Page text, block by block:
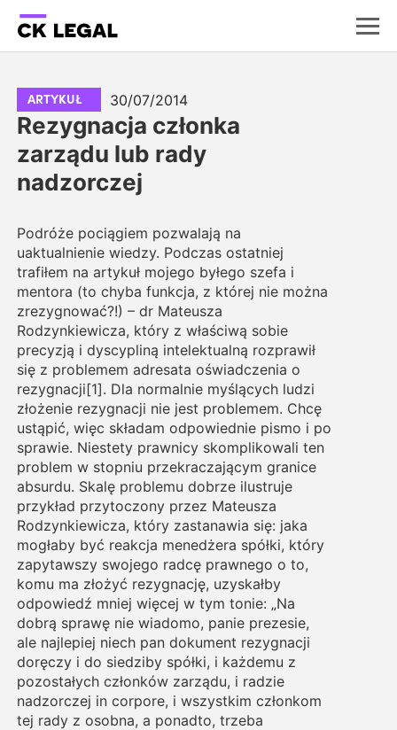
ARTYKUŁ 30/07/2014
Rezygnacja członka
zarządu lub rady
nadzorczej
Podróże pociągiem pozwalają na
uaktualnienie wiedzy. Podczas ostatniej
trafiłem na artykuł mojego byłego szefa i
mentora (to chyba funkcja, z której nie można
zrezygnować?!) – dr Mateusza
Rodzynkiewicza, który z właściwą sobie
precyzją i dyscypliną intelektualną rozprawił
się z problemem adresata oświadczenia o
rezygnacji[1]. Dla normalnie myślących ludzi
złożenie rezygnacji nie jest problemem. Chcę
ustąpić, więc składam odpowiednie pismo i po
sprawie. Niestety prawnicy skomplikowali ten
problem w stopniu przekraczającym granice
absurdu. Skalę problemu dobrze ilustruje
przykład przytoczony przez Mateusza
Rodzynkiewicza, który zastanawia się: jaka
mogłaby być reakcja menedżera spółki, który
zapytawszy swojego radcę prawnego o to,
komu ma złożyć rezygnację, uzyskałby
odpowiedź mniej więcej w tym tonie: „Na
dobrą sprawę nie wiadomo, panie prezesie,
ale najlepiej niech pan dokument rezygnacji
doręczy i do siedziby spółki, i każdemu z
pozostałych członków zarządu, i radzie
nadzorczej in corpore, i wszystkim członkom
tej rady z osobna, a ponadto, trzeba